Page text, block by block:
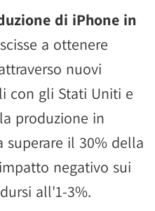
di iPhone in
a ottenere
nuovi
con gli Stati Uniti e
produzione in
superare il 30% della
negativo sui
all'1-3%.